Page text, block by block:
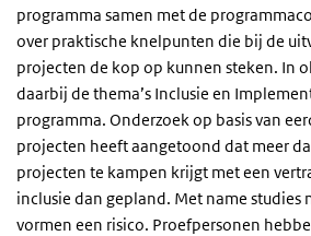
programma samen met de
over praktische knelpunten die bij de
projecten de kop op kunnen steken. In
daarbij de thema’s Inclusie en
programma. Onderzoek op basis van
projecten heeft aangetoond dat meer
projecten te kampen krijgt met een
inclusie dan gepland. Met name studies
vormen een risico. Proefpersonen